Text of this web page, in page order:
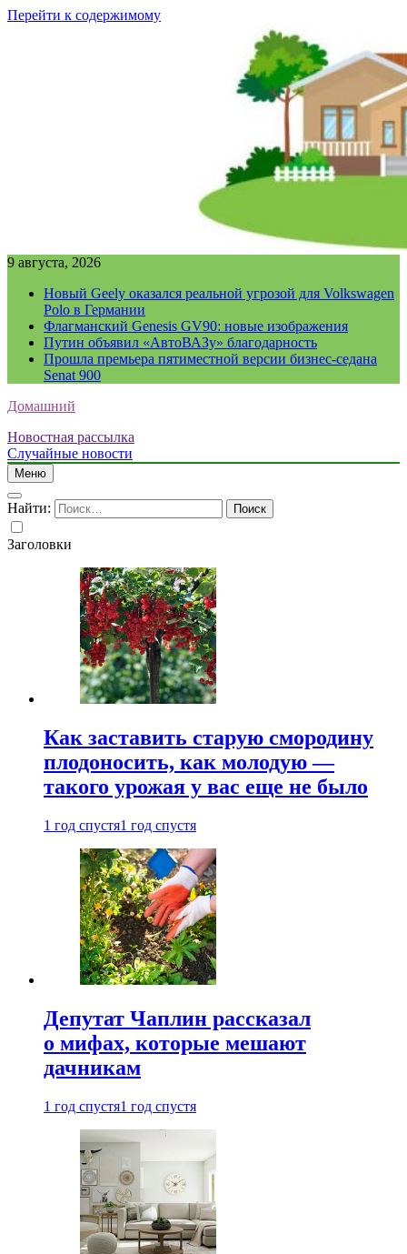
Перейти к содержимому
9 августа, 2026
Новый Geely оказался реальной угрозой для Volkswagen
Polo в Германии
Флагманский Genesis GV90: новые изображения
Путин объявил «АвтоВАЗу» благодарность
Прошла премьера пятиместной версии бизнес-седана
Senat 900
Домашний
Новостная рассылка
Случайные новости
Меню
Найти:
Заголовки
Как заставить старую смородину
плодоносить, как молодую —
такого урожая у вас еще не было
1 год спустя1 год спустя
Депутат Чаплин рассказал
о мифах, которые мешают
дачникам
1 год спустя1 год спустя